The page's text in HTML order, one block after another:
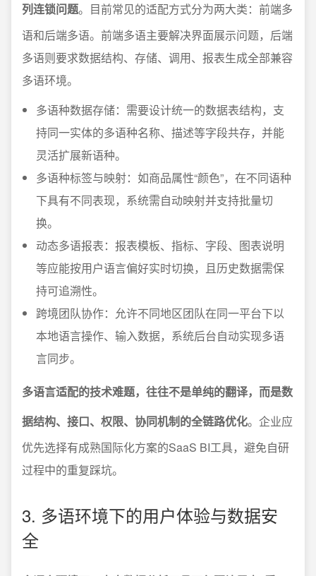
列连锁问题。目前常见的适配方式分为两大类：前端多
语和后端多语。前端多语主要解决界面展示问题，后端
多语则要求数据结构、存储、调用、报表生成全部兼容
多语环境。
多语种数据存储：需要设计统一的数据表结构，支
持同一实体的多语种名称、描述等字段共存，并能
灵活扩展新语种。
多语种标签与映射：如商品属性“颜色”，在不同语种
下具有不同表现，系统需自动映射并支持批量切
换。
动态多语报表：报表模板、指标、字段、图表说明
等应能按用户语言偏好实时切换，且历史数据需保
持可追溯性。
跨境团队协作：允许不同地区团队在同一平台下以
本地语言操作、输入数据，系统后台自动实现多语
言同步。
多语言适配的技术难题，往往不是单纯的翻译，而是数
据结构、接口、权限、协同机制的全链路优化。企业应
优先选择有成熟国际化方案的SaaS BI工具，避免自研
过程中的重复踩坑。
3. 多语环境下的用户体验与数据安
全